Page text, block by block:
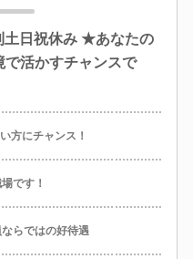
日祝休み ★あなたの
活かすチャンスで
方にチャンス！
です！
らではの好待遇